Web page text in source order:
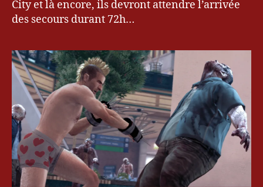
City et là encore, ils devront attendre l’arrivée
des secours durant 72h…